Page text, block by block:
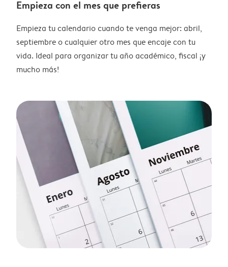
Empieza con el mes que prefieras
Empieza tu calendario cuando te venga mejor: abril,
septiembre o cualquier otro mes que encaje con tu
vida. Ideal para organizar tu año académico, fiscal ¡y
mucho más!